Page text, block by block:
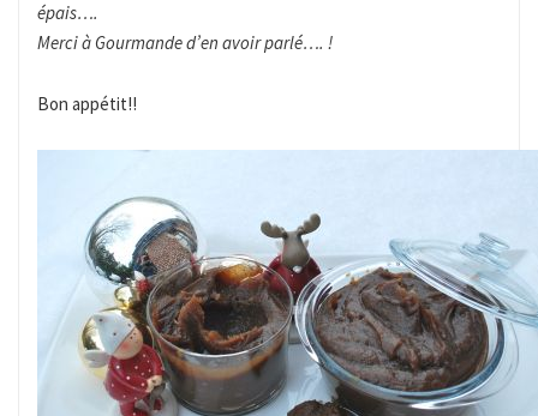
épais….
Merci à Gourmande d’en avoir parlé…. !
Bon appétit!!